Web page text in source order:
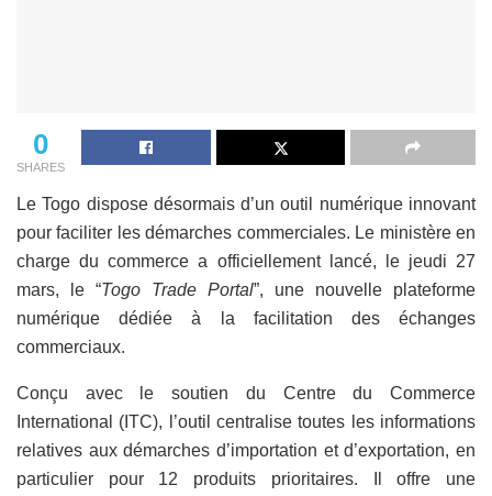
0
SHARES
Le Togo dispose désormais d’un outil numérique innovant
pour faciliter les démarches commerciales. Le ministère en
charge du commerce a officiellement lancé, le jeudi 27
mars, le “Togo Trade Portal”, une nouvelle plateforme
numérique dédiée à la facilitation des échanges
commerciaux.
Conçu avec le soutien du Centre du Commerce
International (ITC), l’outil centralise toutes les informations
relatives aux démarches d’importation et d’exportation, en
particulier pour 12 produits prioritaires. Il offre une